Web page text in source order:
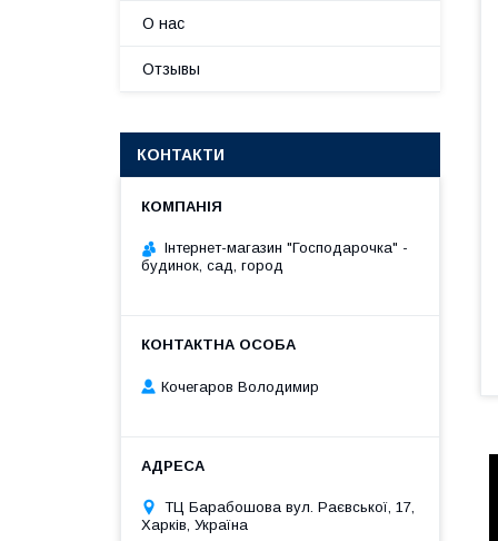
О нас
Отзывы
КОНТАКТИ
Інтернет-магазин "Господарочка" -
будинок, сад, город
Кочегаров Володимир
ТЦ Барабошова вул. Раєвської, 17,
Харків, Україна